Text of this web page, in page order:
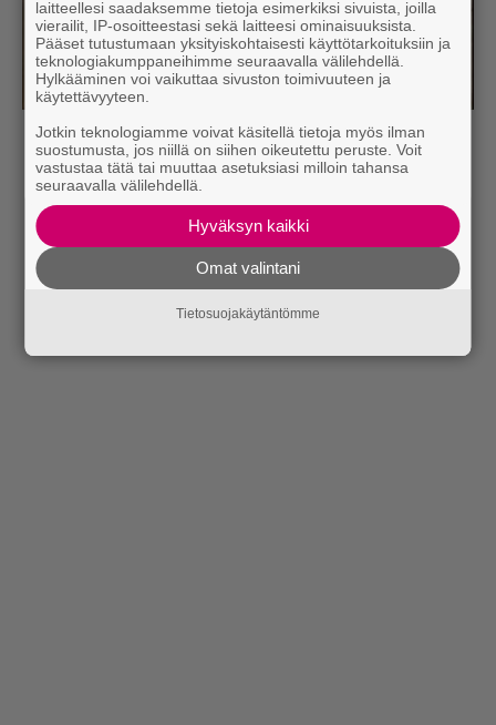
Lue myös: Tilaa Rumban uutiskirje ja tiedät mistä
kahvitauolla puhutaan! Nappaa ajankohtaiset musiikin
uutiset ja puheenaiheet suoraan sähköpostiin tästä.
laitteellesi saadaksemme tietoja esimerkiksi sivuista, joilla
vierailit, IP-osoitteestasi sekä laitteesi ominaisuuksista.
Pääset tutustumaan yksityiskohtaisesti käyttötarkoituksiin ja
teknologiakumppaneihimme seuraavalla välilehdellä.
Hylkääminen voi vaikuttaa sivuston toimivuuteen ja
käytettävyyteen.
Jotkin teknologiamme voivat käsitellä tietoja myös ilman
suostumusta, jos niillä on siihen oikeutettu peruste. Voit
vastustaa tätä tai muuttaa asetuksiasi milloin tahansa
seuraavalla välilehdellä.
Hyväksyn kaikki
Omat valintani
Tietosuojakäytäntömme